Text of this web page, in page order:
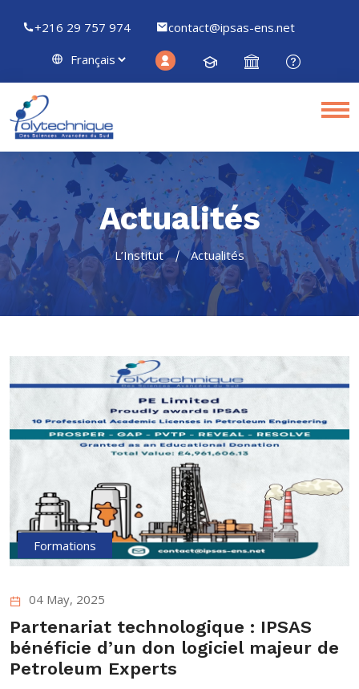
+216 29 757 974 contact@ipsas-ens.net
Actualités
L’Institut Actualités
Formations
04 May, 2025
Partenariat technologique : IPSAS
bénéficie d’un don logiciel majeur de
Petroleum Experts